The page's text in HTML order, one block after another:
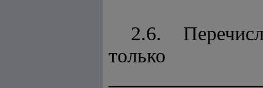
2.6.
только